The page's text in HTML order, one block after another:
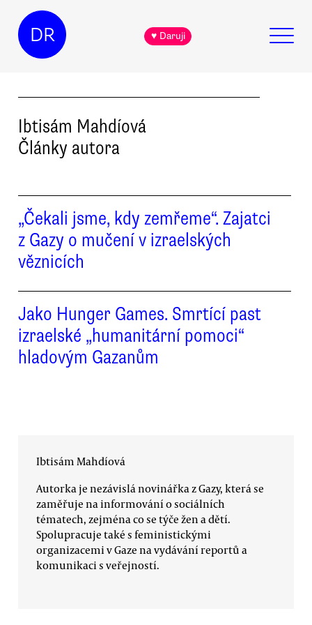
DR ♥ Daruji
Ibtisám Mahdíová
Články autora
„Čekali jsme, kdy zemřeme“. Zajatci
z Gazy o mučení v izraelských
věznicích
Jako Hunger Games. Smrtící past
izraelské „humanitární pomoci“
hladovým Gazanům
Ibtisám Mahdíová
Autorka je nezávislá novinářka z Gazy, která se
zaměřuje na informování o sociálních
tématech, zejména co se týče žen a dětí.
Spolupracuje také s feministickými
organizacemi v Gaze na vydávání reportů a
komunikaci s veřejností.